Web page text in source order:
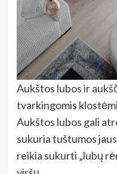
Aukštos lubos ir
tvarkingomis
Aukštos lubos gali
sukuria tuštumos
reikia sukurti „lubų